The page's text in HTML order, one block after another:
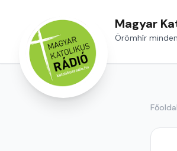
Magyar
Örömhír
Főoldal